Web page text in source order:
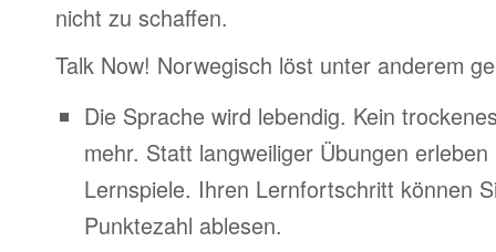
nicht zu schaffen.
Talk Now! Norwegisch löst unter anderem
Die Sprache wird lebendig. Kein
mehr. Statt langweiliger Übungen
Lernspiele. Ihren Lernfortschritt können
Punktezahl ablesen.